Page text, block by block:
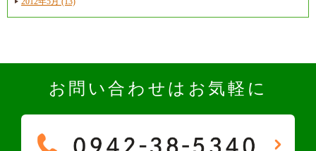
お問い合わせはお気軽に